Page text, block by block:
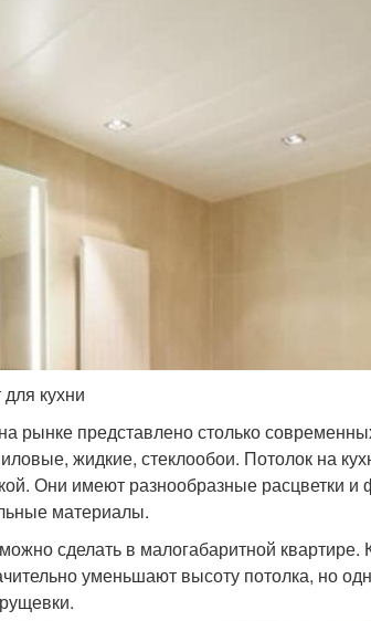
кухни
рынке представлено столько
жидкие, стеклообои. Потолок на
Они имеют разнообразные расцветки и
материалы.
сделать в малогабаритной квартире.
уменьшают высоту потолка, но